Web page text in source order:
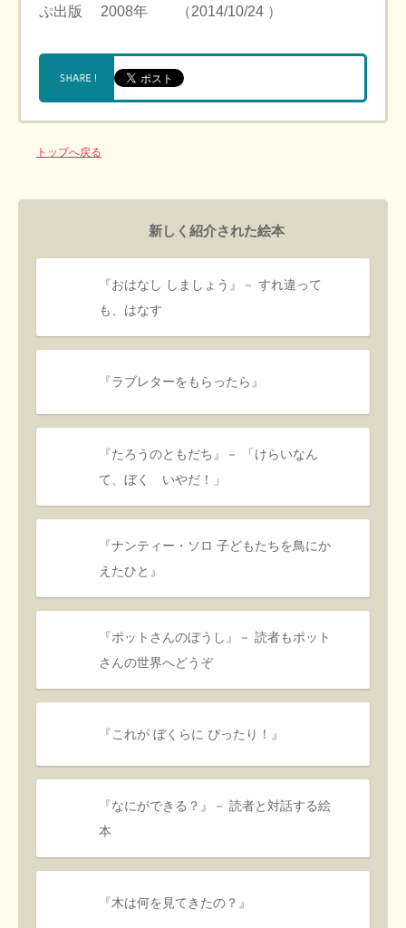
ぷ出版 2008年 （2014/10/24 ）
トップへ戻る
新しく紹介された絵本
『おはなし しましょう』－ すれ違って
も、はなす
『ラブレターをもらったら』
『たろうのともだち』－ 「けらいなん
て、ぼく いやだ！」
『ナンティー・ソロ 子どもたちを鳥にか
えたひと』
『ポットさんのぼうし』－ 読者もポット
さんの世界へどうぞ
『これが ぼくらに ぴったり！』
『なにができる？』－ 読者と対話する絵
本
『木は何を見てきたの？』